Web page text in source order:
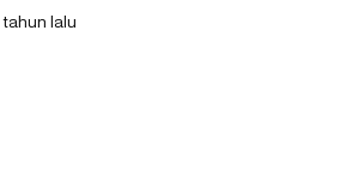
lalu